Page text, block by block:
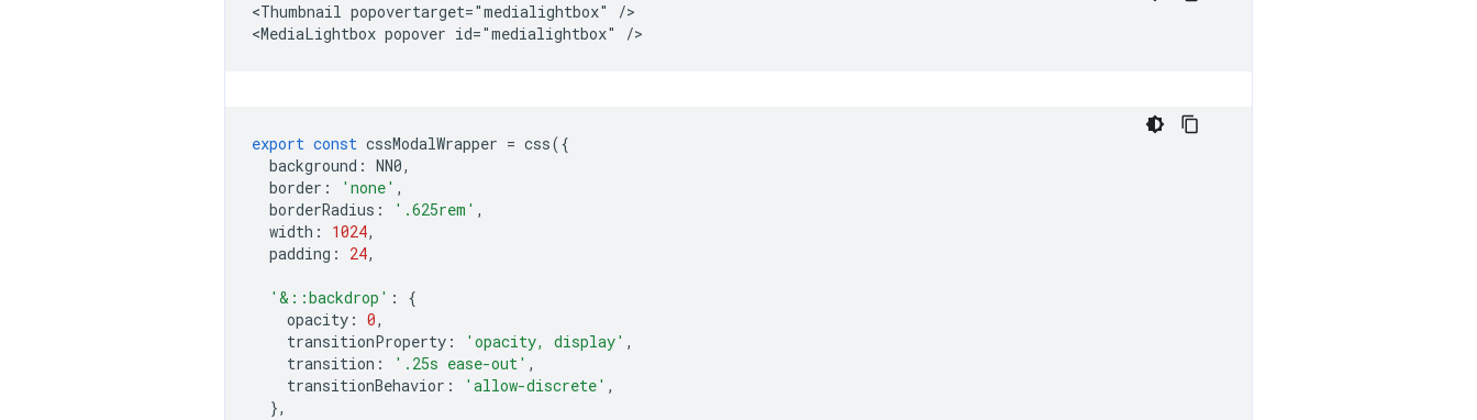
<Thumbnail popovertarget="medialightbox" />
export const cssModalWrapper = css({
background : NN0,
border : 'none' ,
borderRadius : '.625rem' ,
width : 1024,
padding : 24,
'&::backdrop' :
{
opacity : 0,
transitionProperty : 'opacity, display' ,
transition : '.25s ease-out' ,
transitionBehavior : 'allow-discrete' ,
},